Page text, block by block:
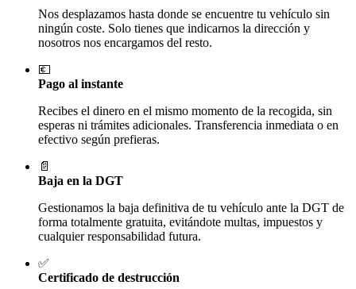
Nos desplazamos hasta donde se encuentre tu vehículo sin
ningún coste. Solo tienes que indicarnos la dirección y
nosotros nos encargamos del resto.
💶
Pago al instante
Recibes el dinero en el mismo momento de la recogida, sin
esperas ni trámites adicionales. Transferencia inmediata o en
efectivo según prefieras.
📄
Baja en la DGT
Gestionamos la baja definitiva de tu vehículo ante la DGT de
forma totalmente gratuita, evitándote multas, impuestos y
cualquier responsabilidad futura.
✅
Certificado de destrucción